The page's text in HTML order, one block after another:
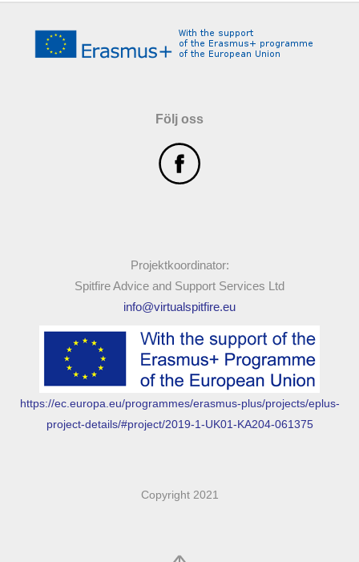
Följ oss
Projektkoordinator:
Spitfire Advice and Support Services Ltd
info@virtualspitfire.eu
https://ec.europa.eu/programmes/erasmus-plus/projects/eplus-
project-details/#project/2019-1-UK01-KA204-061375
Copyright 2021